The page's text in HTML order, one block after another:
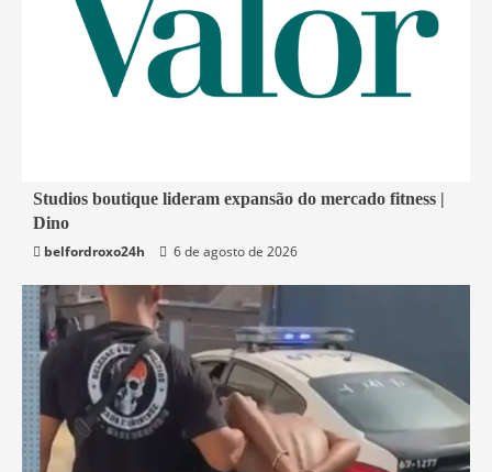
4 min read
Economia
Studios boutique lideram expansão do mercado fitness |
Dino
belfordroxo24h
6 de agosto de 2026